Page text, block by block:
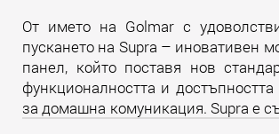
От името на Golmar с
пускането на Supra – иновативен
панел, който поставя нов
функционалността и достъпността
за домашна комуникация. Supra е